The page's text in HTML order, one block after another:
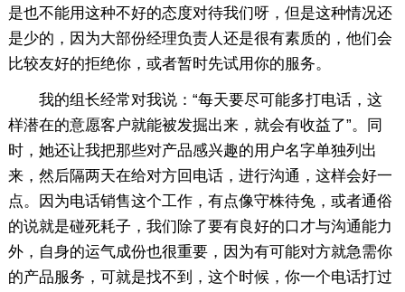
是也不能用这种不好的态度对待我们呀，但是这种情况还
是少的，因为大部份经理负责人还是很有素质的，他们会
比较友好的拒绝你，或者暂时先试用你的服务。
我的组长经常对我说：“每天要尽可能多打电话，这
样潜在的意愿客户就能被发掘出来，就会有收益了”。同
时，她还让我把那些对产品感兴趣的用户名字单独列出
来，然后隔两天在给对方回电话，进行沟通，这样会好一
点。因为电话销售这个工作，有点像守株待兔，或者通俗
的说就是碰死耗子，我们除了要有良好的口才与沟通能力
外，自身的运气成份也很重要，因为有可能对方就急需你
的产品服务，可就是找不到，这个时候，你一个电话打过